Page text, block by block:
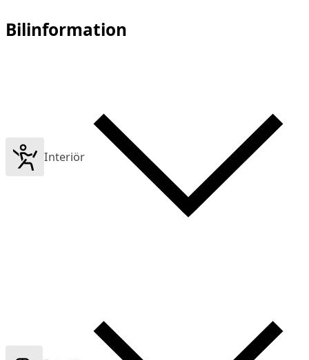
Bilinformation
Interiör